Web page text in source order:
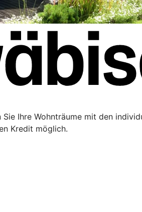
Ihre Wohnträume mit den
Kredit möglich.